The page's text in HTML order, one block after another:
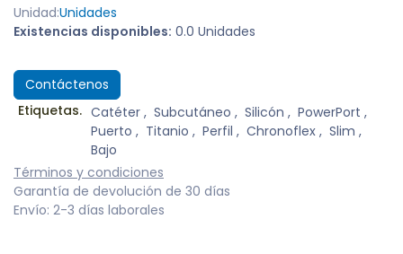
Unidad:Unidades
Existencias disponibles: 0.0 Unidades
Contáctenos
Etiquetas. Catéter, Subcutáneo , Silicón , PowerPort ,
Puerto , Titanio , Perfil , Chronoflex, Slim ,
Bajo
Términos y condiciones
Garantía de devolución de 30 días
Envío: 2-3 días laborales